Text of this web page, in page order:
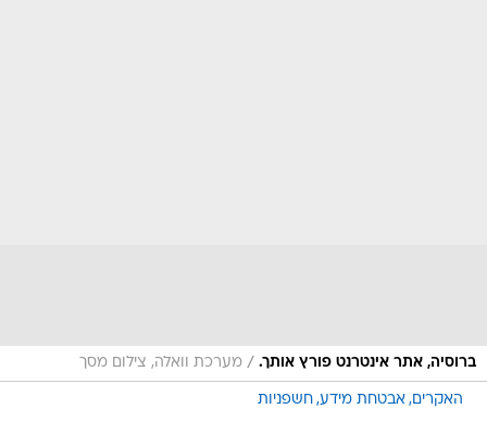
ברוסיה, אתר אינטרנט פורץ אותך. / מערכת וואלה, צילום מסך
האקרים אבטחת מידע חשפניות